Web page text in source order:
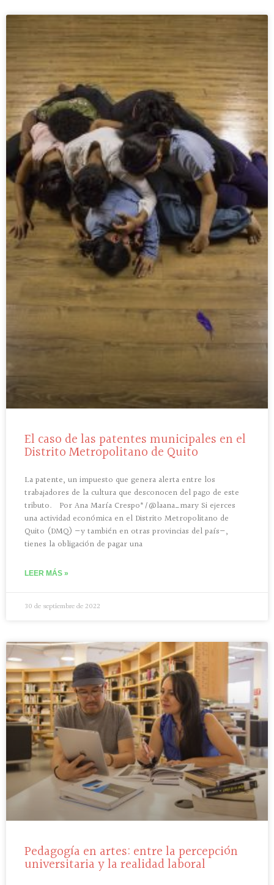
El caso de las patentes municipales en el
Distrito Metropolitano de Quito
La patente, un impuesto que genera alerta entre los
trabajadores de la cultura que desconocen del pago de este
tributo. Por Ana María Crespo*/@laana_mary Si ejerces
una actividad económica en el Distrito Metropolitano de
Quito (DMQ) —y también en otras provincias del país—,
tienes la obligación de pagar una
LEER MÁS »
30 de septiembre de 2022
Pedagogía en artes: entre la percepción
universitaria y la realidad laboral